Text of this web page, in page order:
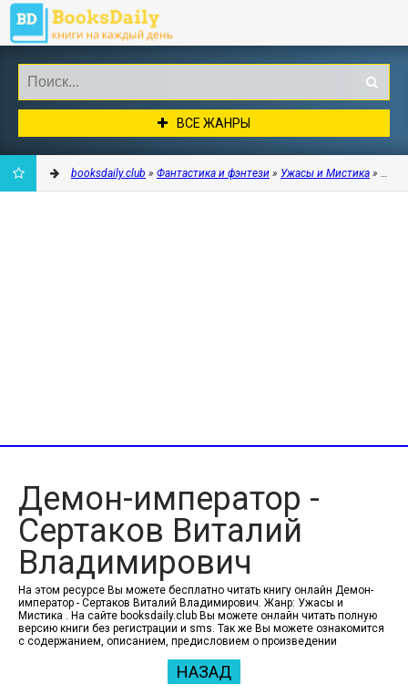
ВСЕ ЖАНРЫ
booksdaily.club » Фантастика и фэнтези » Ужасы и Мистика »
Демон-император -
Сертаков Виталий
Владимирович
На этом ресурсе Вы можете бесплатно читать книгу онлайн Демон-
император - Сертаков Виталий Владимирович. Жанр: Ужасы и
Мистика . На сайте booksdaily.club Вы можете онлайн читать полную
версию книги без регистрации и sms. Так же Вы можете ознакомится
с содержанием, описанием, предисловием о произведении
НАЗАД